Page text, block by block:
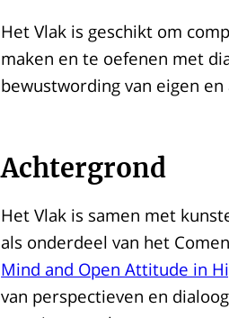
Het Vlak is geschikt om
maken en te oefenen met
bewustwording van eigen
Achtergrond
Het Vlak is samen met
als onderdeel van het
Mind and Open Attitude in
van perspectieven en